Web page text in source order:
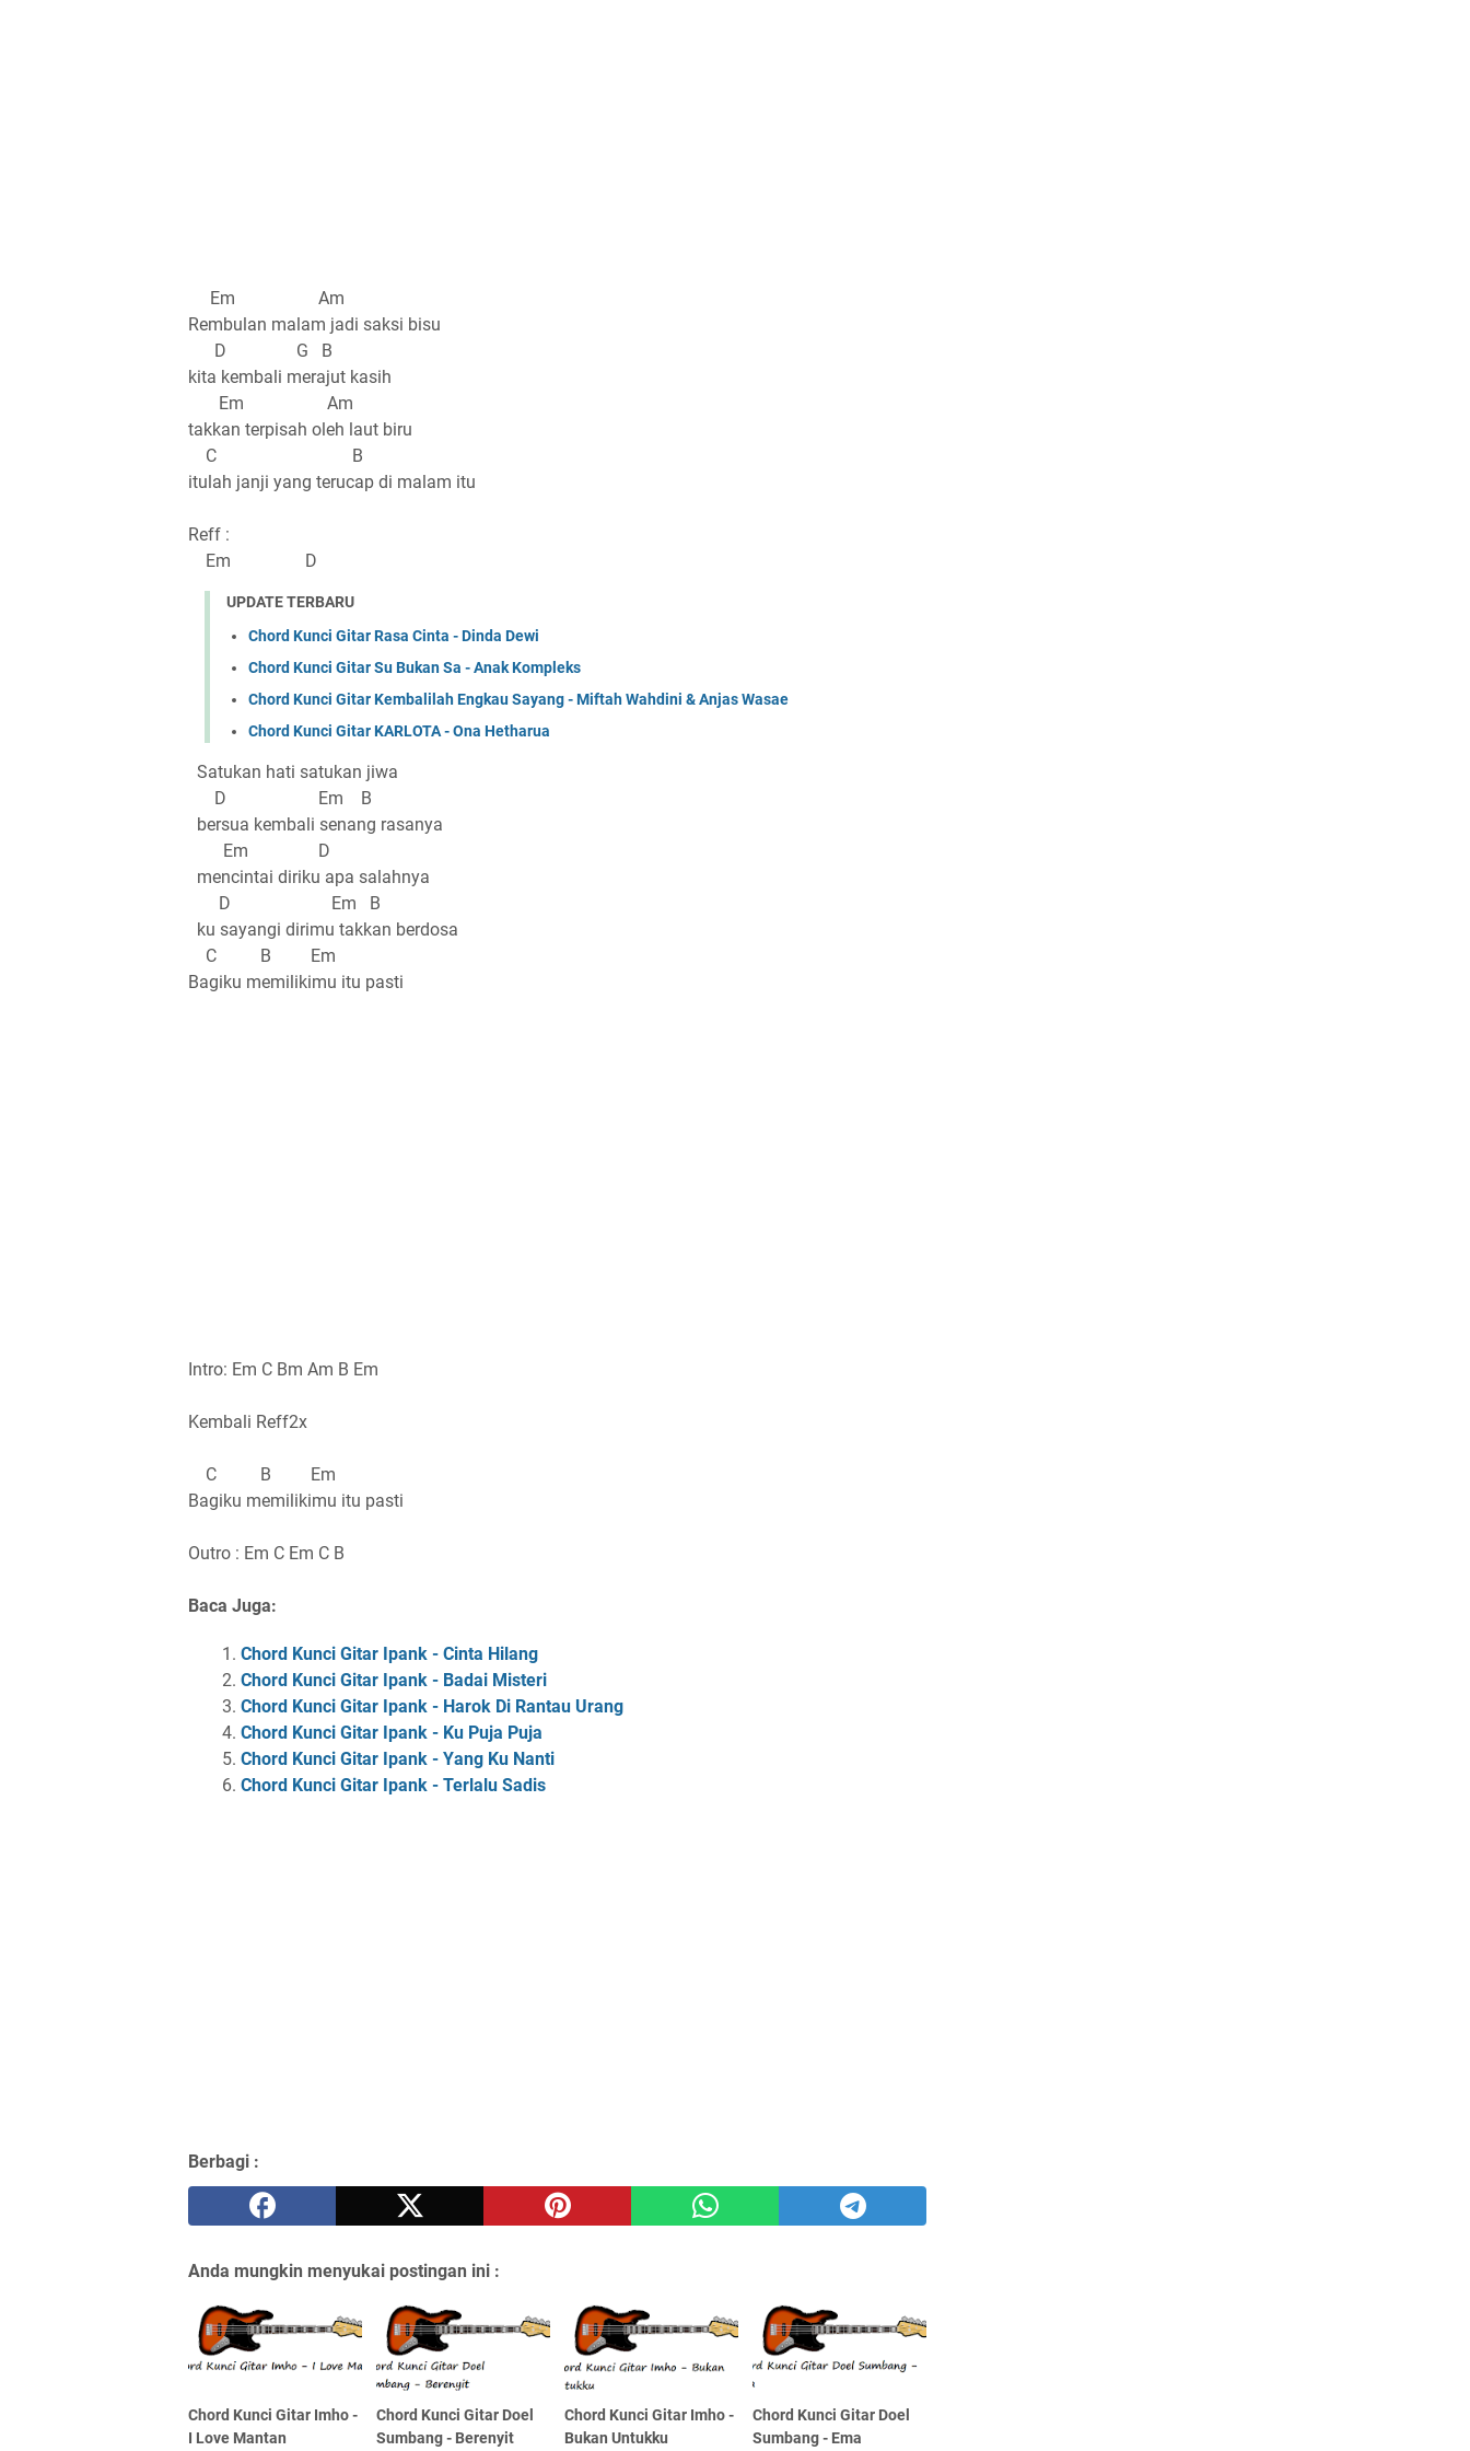
Em Am
Rembulan malam jadi saksi bisu
D G B
kita kembali merajut kasih
Em Am
takkan terpisah oleh laut biru
C B
itulah janji yang terucap di malam itu
Reff :
Em D
UPDATE TERBARU
Chord Kunci Gitar Rasa Cinta - Dinda Dewi
Chord Kunci Gitar Su Bukan Sa - Anak Kompleks
Chord Kunci Gitar Kembalilah Engkau Sayang - Miftah Wahdini & Anjas Wasae
Chord Kunci Gitar KARLOTA - Ona Hetharua
Satukan hati satukan jiwa
D Em B
bersua kembali senang rasanya
Em D
mencintai diriku apa salahnya
D Em B
ku sayangi dirimu takkan berdosa
C B Em
Bagiku memilikimu itu pasti
Intro: Em C Bm Am B Em
Kembali Reff2x
C B Em
Bagiku memilikimu itu pasti
Outro : Em C Em C B
Baca Juga:
Chord Kunci Gitar Ipank - Cinta Hilang
Chord Kunci Gitar Ipank - Badai Misteri
Chord Kunci Gitar Ipank - Harok Di Rantau Urang
Chord Kunci Gitar Ipank - Ku Puja Puja
Chord Kunci Gitar Ipank - Yang Ku Nanti
Chord Kunci Gitar Ipank - Terlalu Sadis
Berbagi :
Anda mungkin menyukai postingan ini :
Chord Kunci Gitar Imho -
I Love Mantan
Chord Kunci Gitar Doel
Sumbang - Berenyit
Chord Kunci Gitar Imho -
Bukan Untukku
Chord Kunci Gitar Doel
Sumbang - Ema